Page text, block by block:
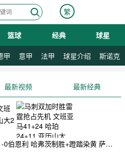
繁
篮球 经典 球星
甲 意甲 法甲 球星介绍 斯诺克
最新视频 最新经典
班
大2
利 哈弗茨制胜+蹬踏染黄 萨卡献助攻